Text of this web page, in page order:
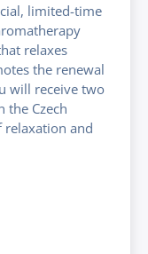
limited-time
relaxes
the renewal
will receive two
the Czech
relaxation and